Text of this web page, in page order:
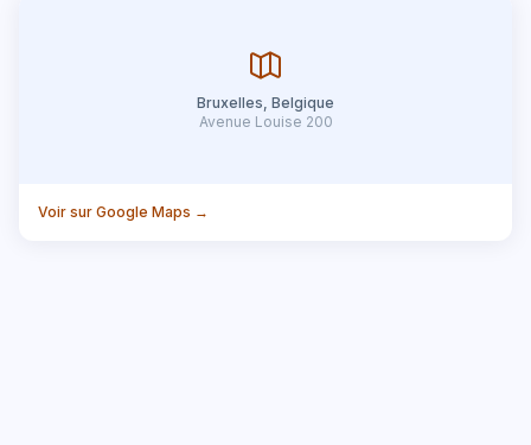
Bruxelles, Belgique
Avenue Louise 200
Voir sur Google Maps →